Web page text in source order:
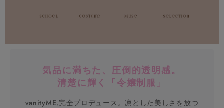
気品に満ちた、圧倒的透明感。
清楚に輝く「令嬢制服」
vanityME.完全プロデュース。凛とした美しさを放つ